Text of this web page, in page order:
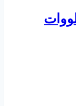
۱۶۰ کیلووات